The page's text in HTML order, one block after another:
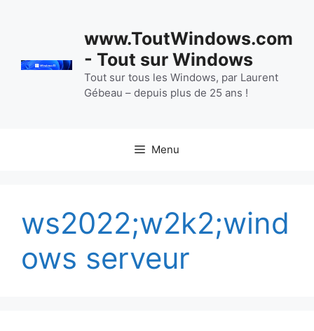
www.ToutWindows.com
- Tout sur Windows
Tout sur tous les Windows, par Laurent
Gébeau – depuis plus de 25 ans !
Menu
ws2022;w2k2;wind
ows serveur